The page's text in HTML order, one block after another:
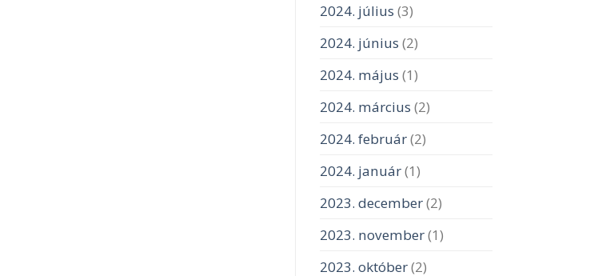
2024. július (3)
2024. június (2)
2024. május (1)
2024. március (2)
2024. február(2)
2024. január(1)
2023. december(2)
2023. november(1)
2023. október(2)